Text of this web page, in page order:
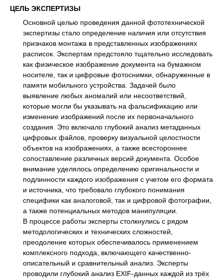
ЦЕЛЬ ЭКСПЕРТИЗЫ
Основной целью проведения данной фототехнической
экспертизы стало определение наличия или отсутствия
признаков монтажа в представленных изображениях
расписок. Экспертам предстояло тщательно исследовать
как физическое изображение документа на бумажном
носителе, так и цифровые фотоснимки, обнаруженные в
памяти мобильного устройства. Задачей было
выявление любых аномалий или несоответствий,
которые могли бы указывать на фальсификацию или
изменение изображений после их первоначального
создания. Это включало глубокий анализ метаданных
цифровых файлов, проверку визуальной целостности
объектов на изображениях, а также всестороннее
сопоставление различных версий документа. Особое
внимание уделялось определению оригинальности и
подлинности каждого изображения с учетом его формата
и источника, что требовало глубокого понимания
специфики как аналоговой, так и цифровой фотографии,
а также потенциальных методов манипуляции.
В процессе работы эксперты столкнулись с рядом
методологических и технических сложностей,
преодоление которых обеспечивалось применением
комплексного подхода, включающего качественно-
описательный и сравнительный анализ. Эксперты
проводили глубокий анализ EXIF-данных каждой из трёх